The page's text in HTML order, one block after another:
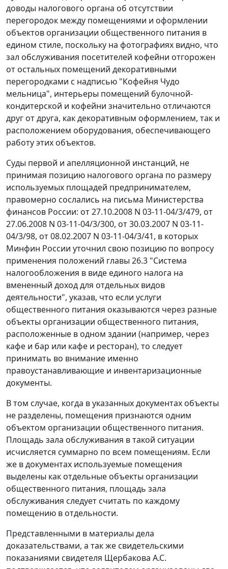
доводы налогового органа об отсутствии
перегородок между помещениями и оформлении
объектов организации общественного питания в
едином стиле, поскольку на фотографиях видно, что
зал обслуживания посетителей кофейни отгорожен
от остальных помещений декоративными
перегородками с надписью "Кофейня Чудо
мельница", интерьеры помещений булочной-
кондитерской и кофейни значительно отличаются
друг от друга, как декоративным оформлением, так и
расположением оборудования, обеспечивающего
работу этих объектов.
Суды первой и апелляционной инстанций, не
принимая позицию налогового органа по размеру
используемых площадей предпринимателем,
правомерно сослались на письма Министерства
финансов России: от 27.10.2008 N 03-11-04/3/479, от
27.06.2008 N 03-11-04/3/300, от 30.03.2007 N 03-11-
04/3/98, от 08.02.2007 N 03-11-04/3/41, в которых
Минфин России уточнил свою позицию по вопросу
применения положений главы 26.3 "Система
налогообложения в виде единого налога на
вмененный доход для отдельных видов
деятельности", указав, что если услуги
общественного питания оказываются через разные
объекты организации общественного питания,
расположенные в одном здании (например, через
кафе и бар или кафе и ресторан), то следует
принимать во внимание именно
правоустанавливающие и инвентаризационные
документы.
В том случае, когда в указанных документах объекты
не разделены, помещения признаются одним
объектом организации общественного питания.
Площадь зала обслуживания в такой ситуации
исчисляется суммарно по всем помещениям. Если
же в документах используемые помещения
выделены как отдельные объекты организации
общественного питания, площадь зала
обслуживания следует считать по каждому
помещению в отдельности.
Представленными в материалы дела
доказательствами, а так же свидетельскими
показаниями свидетеля Щербакова А.С.